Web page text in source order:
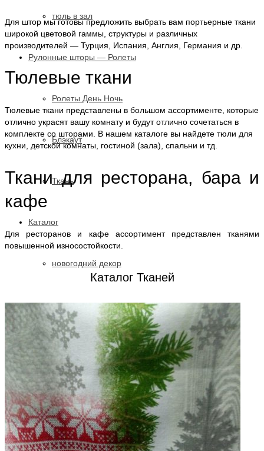
тюль в зал
Рулонные шторы — Ролеты
Ролеты День Ночь
Блэкаут
Ткань
Каталог
новогодний декор
ткани для штор
ткань прованс
тюли
портьерная ткань
Для штор мы готовы предложить выбрать вам портьерные ткани
широкой цветовой гаммы, структуры и различных
производителей — Турция, Испания, Англия, Германия и др.
Тюлевые ткани
Тюлевые ткани представлены в большом ассортименте, которые
отлично украсят вашу комнату и будут отлично сочетаться в
комплекте со шторами. В нашем каталоге вы найдете тюли для
кухни, детской комнаты, гостиной (зала), спальни и тд.
Ткани для ресторана, бара и
кафе
Для ресторанов и кафе ассортимент представлен тканями
повышенной износостойкости.
Каталог Тканей